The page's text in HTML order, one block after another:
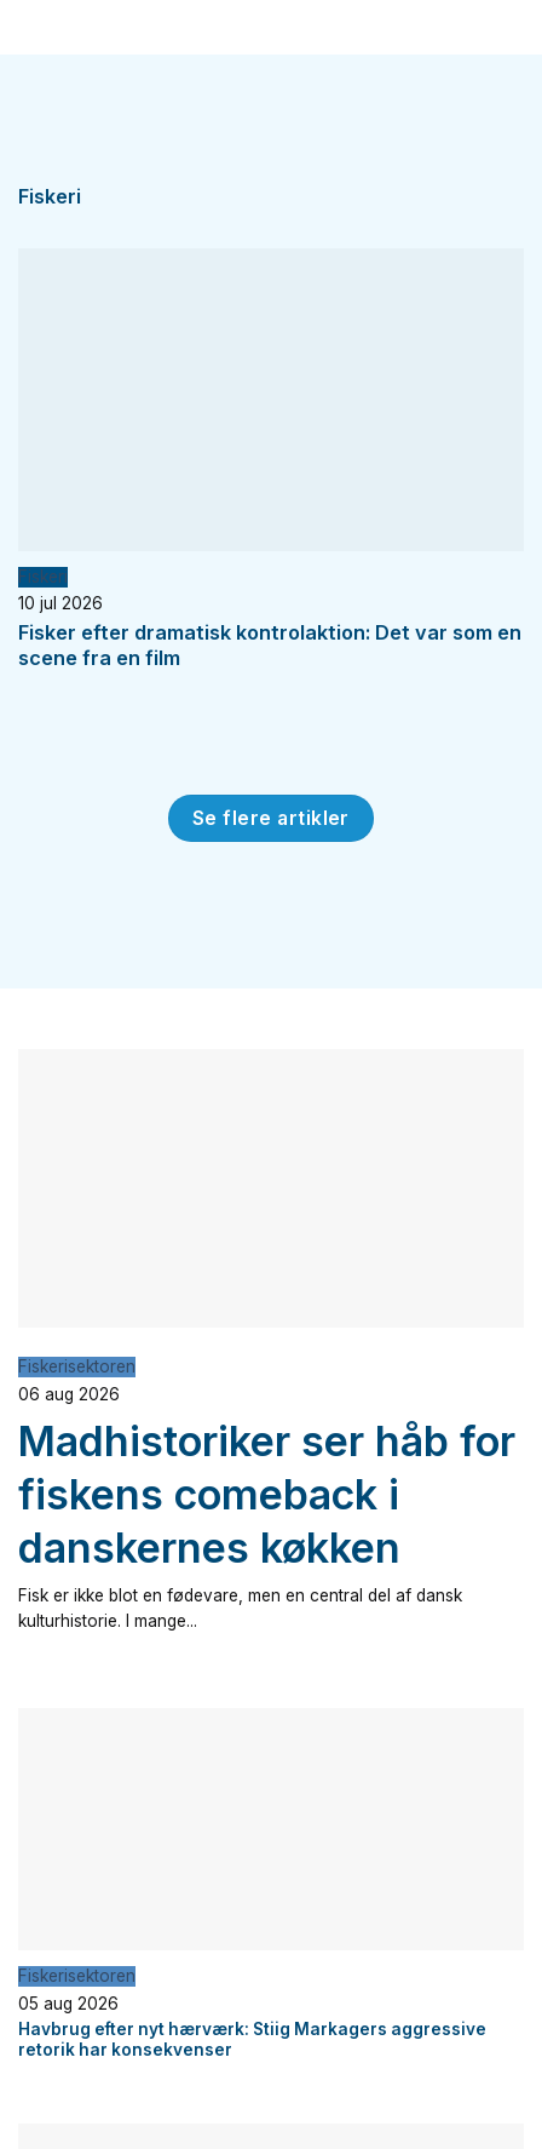
Fiskeri
Fiskeri
10 jul 2026
Fisker efter dramatisk kontrolaktion: Det var som en
scene fra en film
Se flere artikler
Fiskerisektoren
06 aug 2026
Madhistoriker ser håb for
fiskens comeback i
danskernes køkken
Fisk er ikke blot en fødevare, men en central del af dansk
kulturhistorie. I mange...
Fiskerisektoren
05 aug 2026
Havbrug efter nyt hærværk: Stiig Markagers aggressive
retorik har konsekvenser